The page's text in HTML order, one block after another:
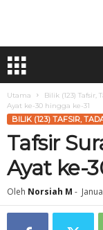
T
Utama Bilik (123) Tafsir,
Ayat ke-30 hingga ke-31
BILIK (123) TAFSIR,
Tafsir
Ayat ke-
Oleh Norsiah M -